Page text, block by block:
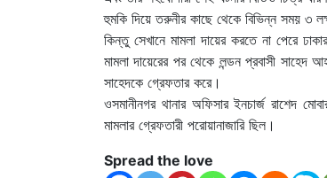
হুমকি দিয়ে তরুনীর কাছে থেকে বিভিন্ন সময় ৩
কিন্তু সেখানে মামলা দায়ের করতে না পেরে
মামলা দায়েরের পর থেকে লন্ডন প্রবাসী সাহেদ
সাহেদকে গ্রেফতার করে।
ওসমানীনগর থানার অফিসার ইনচার্জ রাশেদ
মামলার গ্রেফতারী পরোয়ানাজারি ছিল।
Spread the love